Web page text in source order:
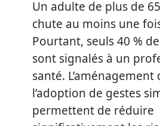
Un adulte de plus de
chute au moins une
Pourtant, seuls 40 %
sont signalés à un
santé.
l’adoption de gestes
permettent de réduire